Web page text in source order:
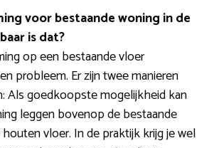
voor bestaande woning in de
is dat?
op een bestaande vloer
probleem. Er zijn twee manieren
Als goedkoopste mogelijkheid kan
leggen bovenop de bestaande
vloer. In de praktijk krijg je wel